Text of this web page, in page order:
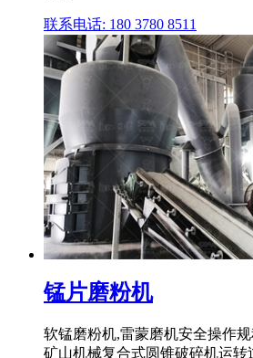
联系电话: 180 3780 8511
锰片磨粉机
软锰磨粉机,雷蒙磨机安全操作
矿山机械复合式圆锥破碎机运